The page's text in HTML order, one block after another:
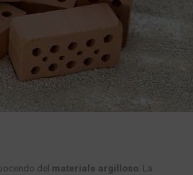
del materiale argilloso. La